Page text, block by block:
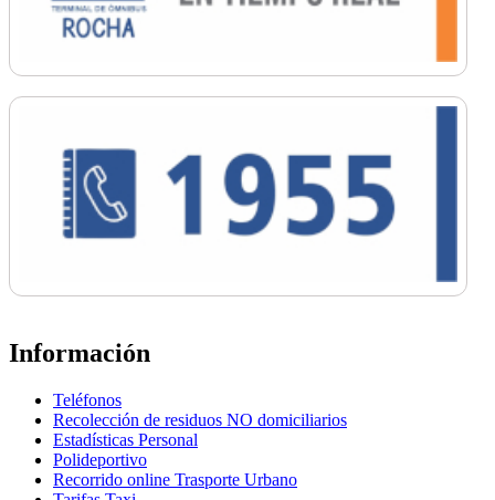
Información
Teléfonos
Recolección de residuos NO domiciliarios
Estadísticas Personal
Polideportivo
Recorrido online Trasporte Urbano